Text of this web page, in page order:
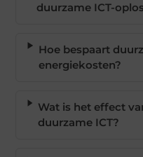
duurzame ICT-
Hoe bespaart
energiekosten?
Wat is het effect
duurzame ICT?